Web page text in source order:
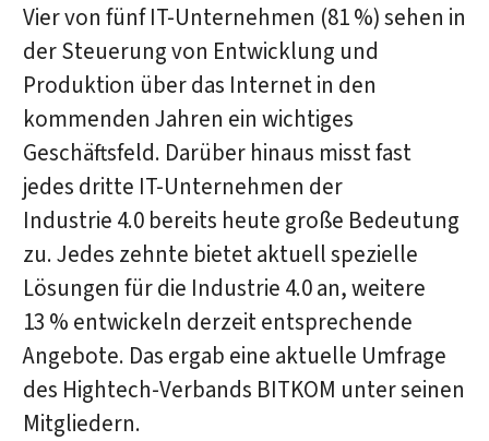
Vier von fünf IT-Unternehmen (81 %) sehen in
der Steuerung von Entwicklung und
Produktion über das Internet in den
kommenden Jahren ein wichtiges
Geschäftsfeld. Darüber hinaus misst fast
jedes dritte IT-Unternehmen der
Industrie 4.0 bereits heute große Bedeutung
zu. Jedes zehnte bietet aktuell spezielle
Lösungen für die Industrie 4.0 an, weitere
13 % entwickeln derzeit entsprechende
Angebote. Das ergab eine aktuelle Umfrage
des Hightech-Verbands BITKOM unter seinen
Mitgliedern.